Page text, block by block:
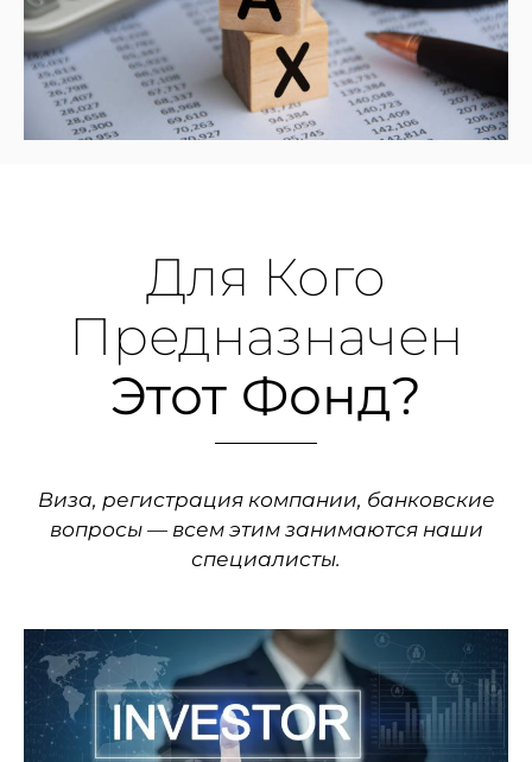
Для Кого
Предназначен
Этот Фонд?
Виза, регистрация компании, банковские
вопросы — всем этим занимаются наши
специалисты.